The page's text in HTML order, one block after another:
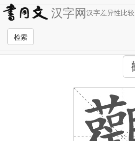
汉字网汉字差异性比较
检索
全站检索页面